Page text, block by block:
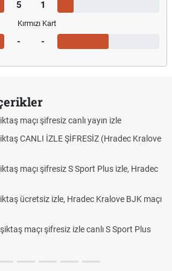
5 1
Kırmızı Kart
- -
maçı şifresiz canlı yayın izle
CANLI İZLE ŞİFRESİZ (Hradec Kralove
maçı şifresiz S Sport Plus izle, Hradec
ücretsiz izle, Hradec Kralove BJK maçı
maçı şifresiz izle canlı S Sport Plus